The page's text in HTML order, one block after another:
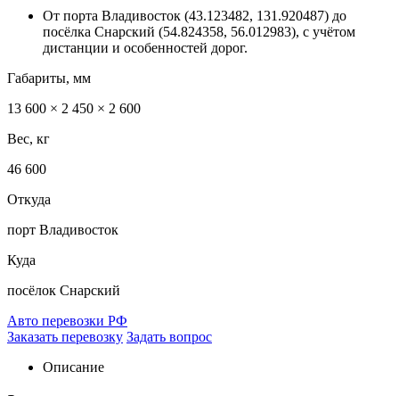
От порта Владивосток (43.123482, 131.920487) до
посёлка Снарский (54.824358, 56.012983), с учётом
дистанции и особенностей дорог.
Габариты, мм
13 600 × 2 450 × 2 600
Вес, кг
46 600
Откуда
порт Владивосток
Куда
посёлок Снарский
Авто перевозки РФ
Заказать перевозку Задать вопрос
Описание